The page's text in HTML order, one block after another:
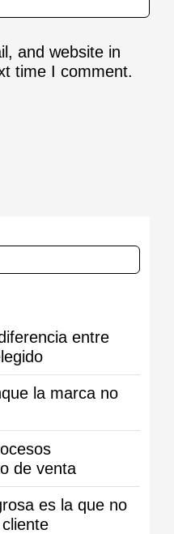
and website in
time I comment.
entre
la marca no
de venta
es la que no